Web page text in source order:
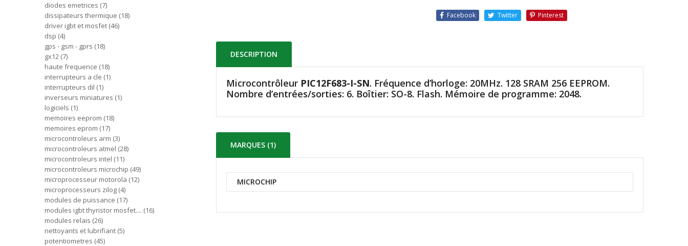
Facebook Twitter Pinterest
DESCRIPTION
Microcontrôleur PIC12F683-I-SN. Fréquence d’horloge: 20MHz. 128 SRAM 256 EEPROM.
Nombre d’entrées/sorties: 6. Boîtier: SO-8. Flash. Mémoire de programme: 2048.
MARQUES (1)
MICROCHIP
diodes emetrices 7
dissipateurs thermique 18
driver igbt et mosfet 46
dsp 4
gps - gsm - gprs 18
gx12 7
haute frequence 18
interrupteurs a cle 1
interrupteurs dil 1
inverseurs miniatures 1
logiciels 1
memoires eeprom 18
memoires eprom 17
microcontroleurs arm 3
microcontroleurs atmel 28
microcontroleurs intel 11
microcontroleurs microchip 49
microprocesseur motorola 12
microprocesseurs zilog 4
modules de puissance 17
modules igbt thyristor mosfet.... 16
modules relais 26
nettoyants et lubrifiant 5
potentiometres 45